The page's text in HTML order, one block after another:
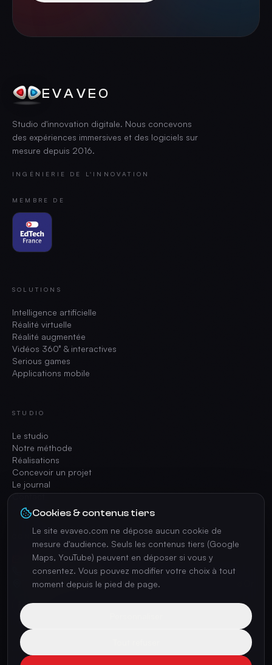
EVAVEO
Studio d'innovation digitale. Nous concevons
des expériences immersives et des logiciels sur
mesure depuis 2016.
INGÉNIERIE DE L'INNOVATION
MEMBRE DE
SOLUTIONS
Intelligence artificielle
Réalité virtuelle
Réalité augmentée
Vidéos 360° & interactives
Serious games
Applications mobile
STUDIO
Le studio
Notre méthode
Réalisations
Concevoir un projet
Le journal
Contact
CONTACT
contact@evaveo.com
+33 4 74 70 42 35
17 Av. Charles de Gaulle, 69370 Saint-Didier-au-Mont-d'Or
Cookies & contenus tiers
Le site evaveo.com ne dépose aucun cookie de
mesure d'audience. Seuls les contenus tiers (Google
Maps, YouTube) peuvent en déposer si vous y
consentez. Vous pouvez modifier votre choix à tout
moment depuis le pied de page.